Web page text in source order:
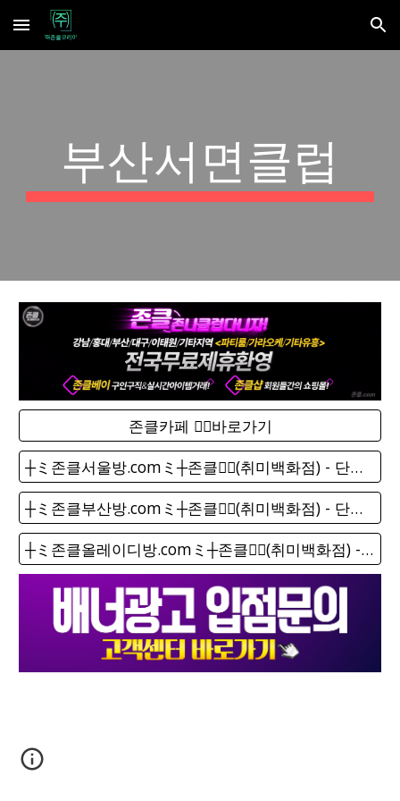
Skip to main content Skip to navigation
부산서면클럽
존클카페 ❤️‍🔥바로가기
┼ミ존클서울방.comミ┼존클❤️‍🔥(취미백화점) - 단톡방
┼ミ존클부산방.comミ┼존클❤️‍🔥(취미백화점) - 단톡방
┼ミ존클올레이디방.comミ┼존클❤️‍🔥(취미백화점) - 단톡방